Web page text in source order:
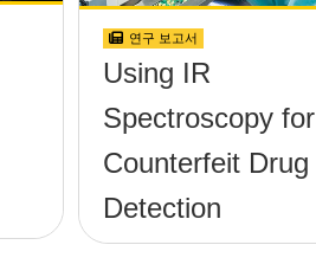
연구 보고서
Using IR
Spectroscopy for
Counterfeit Drug
Detection